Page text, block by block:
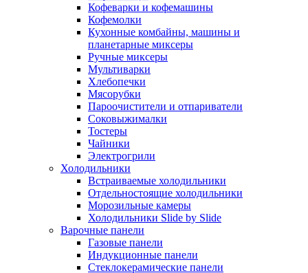
Кофеварки и кофемашины
Кофемолки
Кухонные комбайны, машины и
планетарные миксеры
Ручные миксеры
Мультиварки
Хлебопечки
Мясорубки
Пароочистители и отпариватели
Соковыжималки
Тостеры
Чайники
Электрогрили
Холодильники
Встраиваемые холодильники
Отдельностоящие холодильники
Морозильные камеры
Холодильники Slide by Slide
Варочные панели
Газовые панели
Индукционные панели
Стеклокерамические панели